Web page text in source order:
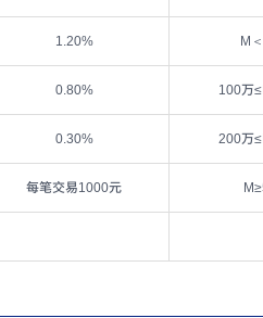
1.20% M
0.80% 100万
0.30% 200万
每笔交易1000元